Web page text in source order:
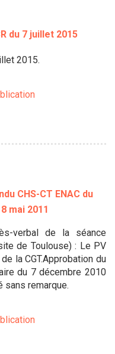
du 7 juillet 2015
2015.
CHS-CT ENAC du
mai 2011
verbal de la séance
de Toulouse) : Le PV
la CGT.Approbation du
du 7 décembre 2010
sans remarque.